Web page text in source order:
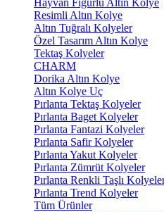
Hayvan Figürlü Altın Kolye
Resimli Altın Kolye
Altın Tuğralı Kolyeler
Özel Tasarım Altın Kolye
Tektaş Kolyeler
CHARM
Dorika Altın Kolye
Altın Kolye Uç
Pırlanta Tektaş Kolyeler
Pırlanta Baget Kolyeler
Pırlanta Fantazi Kolyeler
Pırlanta Safir Kolyeler
Pırlanta Yakut Kolyeler
Pırlanta Zümrüt Kolyeler
Pırlanta Renkli Taşlı
Pırlanta Trend Kolyeler
Tüm Ürünler